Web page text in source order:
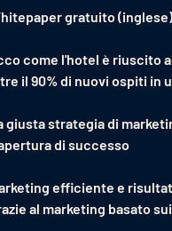
gratuito (inglese)
come l'hotel è riuscito
il 90% di nuovi ospiti in
giusta strategia di
di successo
efficiente e
al marketing basato